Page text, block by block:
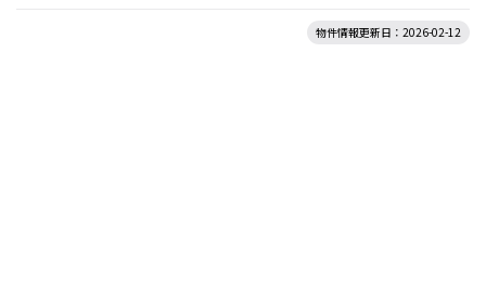
物件情報更新日：2026-02-12